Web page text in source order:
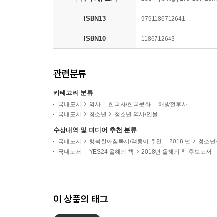
ISBN13 9791186712641
ISBN10 1186712643
관련분류
카테고리 분류
국내도서 역사 한국사/한국문화
해방전후사
국내도서
청소년 청소년 역사/인물
수상내역 및 미디어 추천 분류
국내도서 행복한아침독서/책둥이 추천 2018 년
청소
국내도서
YES24 올해의 책 2018년 올해의 책 후보도서
이 상품의 태그